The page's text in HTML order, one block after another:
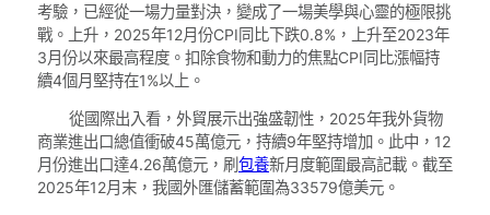
考驗，已經從一場力量對決，變成了一場美學與心靈的極限挑
戰。上升，2025年12月份CPI同比下跌0.8%，上升至2023年
3月份以來最高程度。扣除食物和動力的焦點CPI同比漲幅持
續4個月堅持在1%以上。
從國際出入看，外貿展示出強盛韌性，2025年我外貨物
商業進出口總值衝破45萬億元，持續9年堅持增加。此中，12
月份進出口達4.26萬億元，刷包養新月度範圍最高記載。截至
2025年12月末，我國外匯儲蓄範圍為33579億美元。